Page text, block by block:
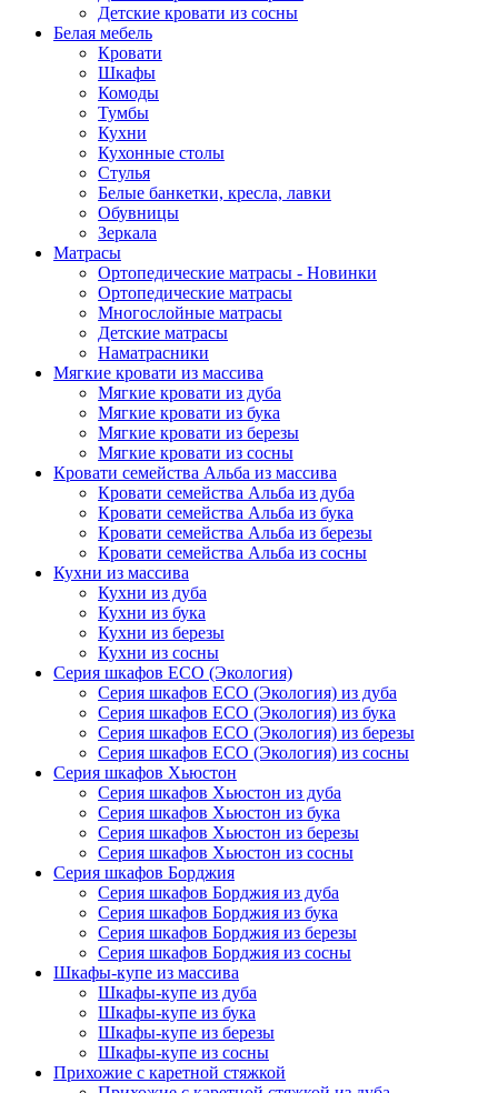
Детские кровати из сосны
Белая мебель
Кровати
Шкафы
Комоды
Тумбы
Кухни
Кухонные столы
Стулья
Белые банкетки, кресла, лавки
Обувницы
Зеркала
Матрасы
Ортопедические матрасы - Новинки
Ортопедические матрасы
Многослойные матрасы
Детские матрасы
Наматрасники
Мягкие кровати из массива
Мягкие кровати из дуба
Мягкие кровати из бука
Мягкие кровати из березы
Мягкие кровати из сосны
Кровати семейства Альба из массива
Кровати семейства Альба из дуба
Кровати семейства Альба из бука
Кровати семейства Альба из березы
Кровати семейства Альба из сосны
Кухни из массива
Кухни из дуба
Кухни из бука
Кухни из березы
Кухни из сосны
Серия шкафов ECO (Экология)
Серия шкафов ECO (Экология) из дуба
Серия шкафов ECO (Экология) из бука
Серия шкафов ECO (Экология) из березы
Серия шкафов ECO (Экология) из сосны
Серия шкафов Хьюстон
Серия шкафов Хьюстон из дуба
Серия шкафов Хьюстон из бука
Серия шкафов Хьюстон из березы
Серия шкафов Хьюстон из сосны
Серия шкафов Борджия
Серия шкафов Борджия из дуба
Серия шкафов Борджия из бука
Серия шкафов Борджия из березы
Серия шкафов Борджия из сосны
Шкафы-купе из массива
Шкафы-купе из дуба
Шкафы-купе из бука
Шкафы-купе из березы
Шкафы-купе из сосны
Прихожие с каретной стяжкой